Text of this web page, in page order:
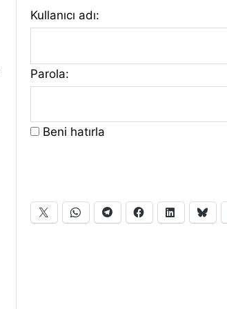
Kullanıcı adı:
Parola:
Beni hatırla